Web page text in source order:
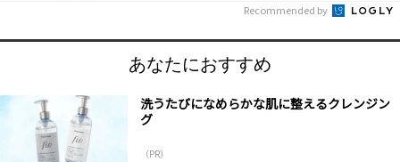
Recommended by
あなたにおすすめ
洗うたびになめらかな肌に整えるクレンジン
グ
（PR）